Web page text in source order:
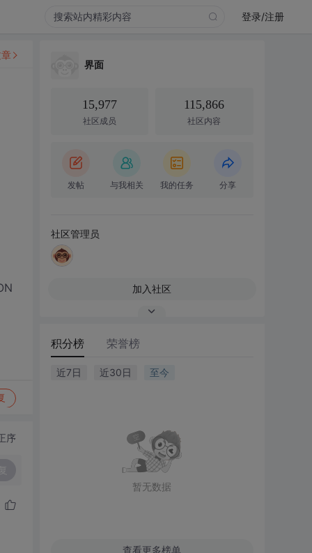
登录/注册
序
界面
15,977
社区成员
115,866
社区内容
发帖 与我相关 我的任务 分享
社区管理员
加入社区
积分榜 荣誉榜
近7日 近30日 至今
暂无数据
查看更多榜单